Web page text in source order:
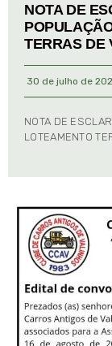
NOTA DE
TERRAS DE
30 de julho de
NOTA DE
LOTEAMENTO